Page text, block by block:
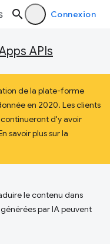
Connexion
APIs
de la plate-forme
en 2020. Les clients
d'y avoir
savoir plus sur la
le contenu dans
par IA peuvent